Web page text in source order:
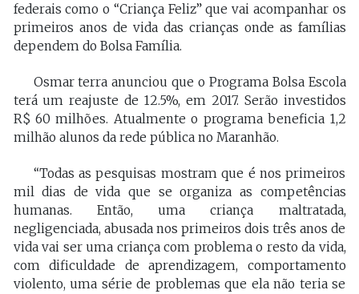
federais como o “Criança Feliz” que vai acompanhar os
primeiros anos de vida das crianças onde as famílias
dependem do Bolsa Família.
Osmar terra anunciou que o Programa Bolsa Escola
terá um reajuste de 12.5%, em 2017. Serão investidos
R$ 60 milhões. Atualmente o programa beneficia 1,2
milhão alunos da rede pública no Maranhão.
“Todas as pesquisas mostram que é nos primeiros
mil dias de vida que se organiza as competências
humanas. Então, uma criança maltratada,
negligenciada, abusada nos primeiros dois três anos de
vida vai ser uma criança com problema o resto da vida,
com dificuldade de aprendizagem, comportamento
violento, uma série de problemas que ela não teria se